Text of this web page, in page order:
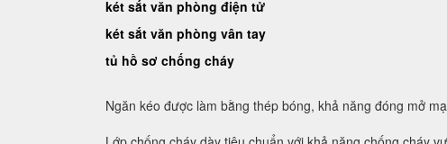
két sắt văn phòng điện tử
két sắt văn phòng vân tay
tủ hồ sơ chống cháy
Ngăn kéo được làm bằng thép bóng, khả năng đóng mở